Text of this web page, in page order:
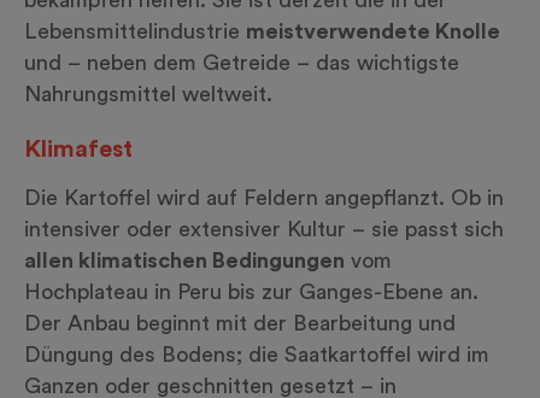
Lebensmittelindustrie meistverwendete Knolle
und – neben dem Getreide – das wichtigste
Nahrungsmittel weltweit.
Klimafest
Die Kartoffel wird auf Feldern angepflanzt. Ob in
intensiver oder extensiver Kultur – sie passt sich
allen klimatischen Bedingungen vom
Hochplateau in Peru bis zur Ganges-Ebene an.
Der Anbau beginnt mit der Bearbeitung und
Düngung des Bodens; die Saatkartoffel wird im
Ganzen oder geschnitten gesetzt – in